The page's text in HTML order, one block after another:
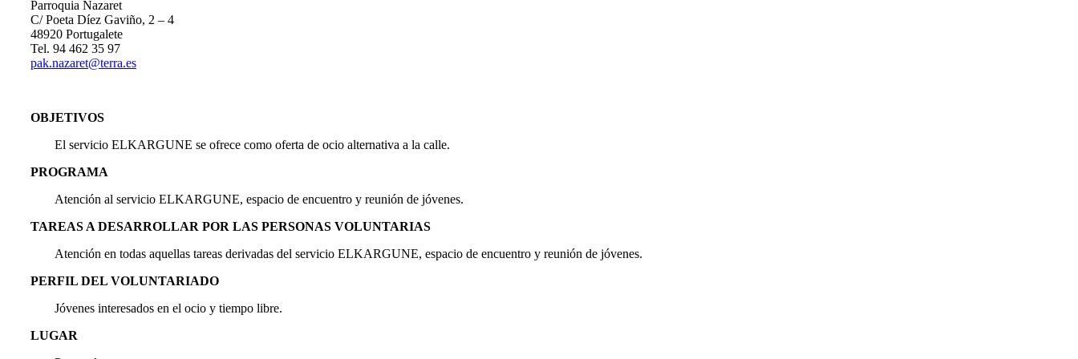
Parroquia Nazaret
C/ Poeta Díez Gaviño, 2 – 4
48920 Portugalete
Tel. 94 462 35 97
pak.nazaret@terra.es
OBJETIVOS
El servicio ELKARGUNE se ofrece como oferta de ocio alternativa a la calle.
PROGRAMA
Atención al servicio ELKARGUNE, espacio de encuentro y reunión de jóvenes.
TAREAS A DESARROLLAR POR LAS PERSONAS VOLUNTARIAS
Atención en todas aquellas tareas derivadas del servicio ELKARGUNE, espacio de encuentro y reunión de jóvenes.
PERFIL DEL VOLUNTARIADO
Jóvenes interesados en el ocio y tiempo libre.
LUGAR